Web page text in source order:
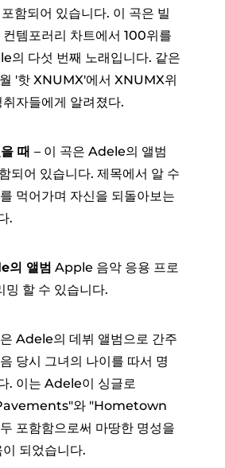
함되어 있습니다. 이 곡은 빌
컨템포러리 차트에서 100위를
의 다섯 번째 노래입니다. 같은
'핫 XNUMX'에서 XNUMX위
자들에게 알려졌다.
때 – 이 곡은 Adele의 앨범
되어 있습니다. 제목에서 알 수
먹어가며 자신을 되돌아보는
.
의 앨범 Apple 음악 응용 프로
밍 할 수 있습니다.
Adele의 데뷔 앨범으로 간주
당시 그녀의 나이를 따서 명
. 이는 Adele이 싱글로
와 "Hometown
포함함으로써 마땅한 명성을
되었습니다.